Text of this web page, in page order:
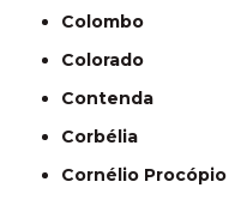
Colombo
Colorado
Contenda
Corbélia
Cornélio Procópio